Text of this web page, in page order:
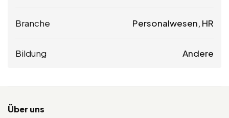
Branche Personalwesen, HR
Bildung Andere
Über uns